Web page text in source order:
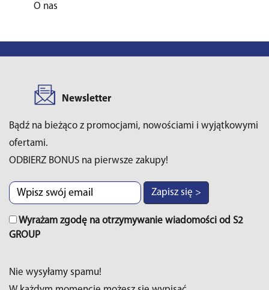
O nas
Newsletter
Bądź na bieżąco z promocjami, nowościami i wyjątkowymi
ofertami.
ODBIERZ BONUS na pierwsze zakupy!
Zapisz się >
Wyrażam zgodę na otrzymywanie wiadomości od S2
GROUP
Nie wysyłamy spamu!